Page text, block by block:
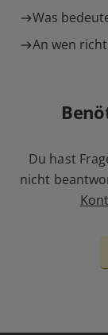
Was
An wen
Du hast
nicht